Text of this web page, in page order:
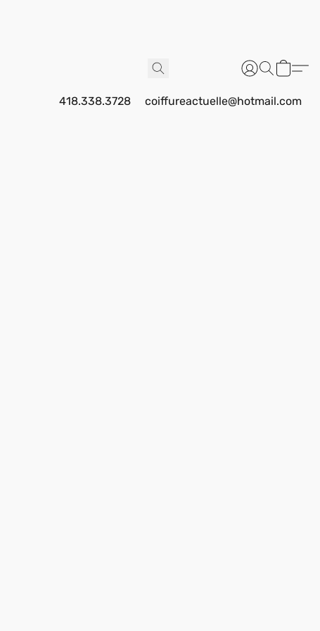
418.338.3728 coiffureactuelle@hotmail.com